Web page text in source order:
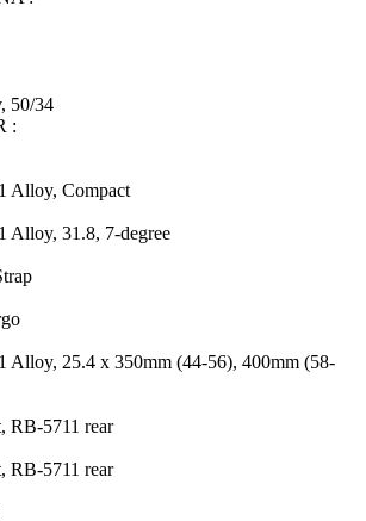
50/34
:
Alloy, Compact
Alloy, 31.8, 7-degree
Alloy, 25.4 x 350mm (44-56), 400mm (58-
RB-5711 rear
RB-5711 rear